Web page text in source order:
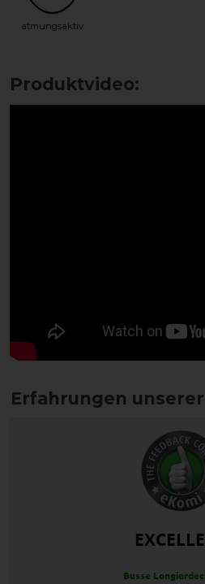
atmungsaktiv
Produktvideo:
Busse